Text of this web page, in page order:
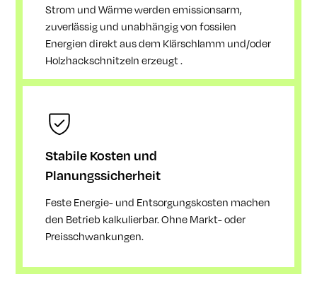
Strom und Wärme werden emissionsarm,
zuverlässig und unabhängig von fossilen
Energien direkt aus dem Klärschlamm und/oder
Holzhackschnitzeln erzeugt .
Stabile Kosten und
Planungssicherheit
Feste Energie- und Entsorgungskosten machen
den Betrieb kalkulierbar. Ohne Markt- oder
Preisschwankungen.